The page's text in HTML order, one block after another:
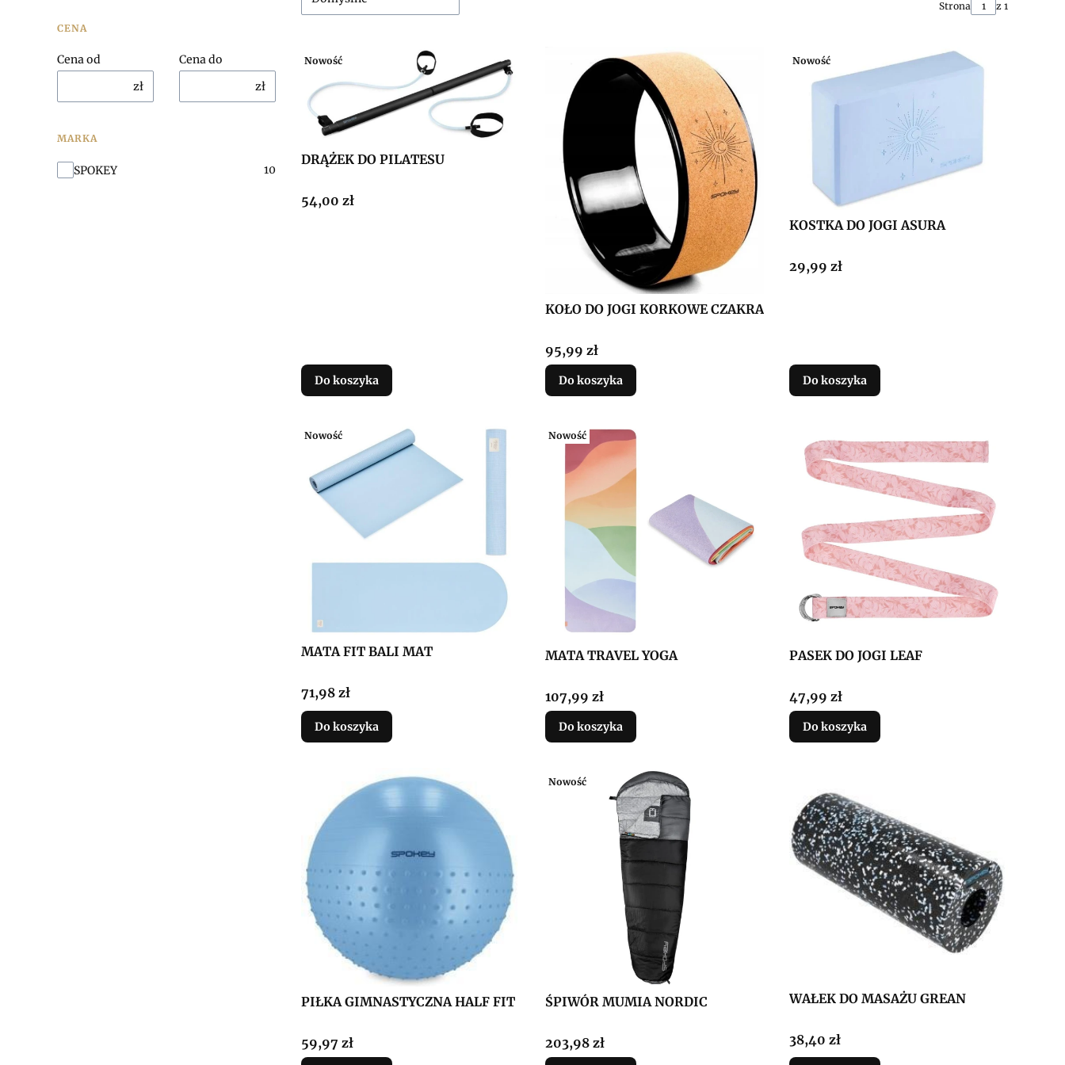
CENA
Cena od
zł
Cena do
zł
MARKA
Marka
SPOKEY 10
Strona z 1
Nowość
DRĄŻEK DO PILATESU
Cena
54,00 zł
Do koszyka
KOŁO DO JOGI KORKOWE CZAKRA
Cena
95,99 zł
Do koszyka
Nowość
KOSTKA DO JOGI ASURA
Cena
29,99 zł
Do koszyka
Nowość
MATA FIT BALI MAT
Cena
71,98 zł
Do koszyka
Nowość
MATA TRAVEL YOGA
Cena
107,99 zł
Do koszyka
PASEK DO JOGI LEAF
Cena
47,99 zł
Do koszyka
PIŁKA GIMNASTYCZNA HALF FIT
Cena
59,97 zł
Nowość
ŚPIWÓR MUMIA NORDIC
Cena
203,98 zł
WAŁEK DO MASAŻU GREAN
Cena
38,40 zł